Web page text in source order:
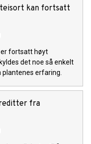
kan fortsatt
fortsatt høyt
det noe så enkelt
plantenes erfaring.
fra